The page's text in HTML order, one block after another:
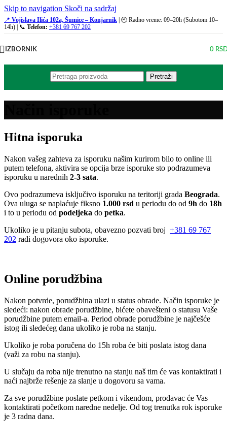
Skip to navigation Skoči na sadržaj
📍 Vojislava Ilića 102a, Šumice – Konjarnik | 🕘 Radno vreme: 09–20h (Subotom 10–
14h) | 📞 Telefon: +381 69 767 202
IZBORNIK 0
Pretraži
Hitna isporuka
Nakon vašeg zahteva za isporuku našim kurirom bilo to online ili
putem telefona, aktivira se opcija brze isporuke sto podrazumeva
isporuku u narednih 2-3 sata.
Ovo podrazumeva isključivo isporuku na teritoriji grada Beograda.
Ova uluga se naplaćuje fiksno 1.000 rsd u periodu do od 9h do 18h
i to u periodu od podeljeka do petka.
Ukoliko je u pitanju subota, obavezno pozvati broj +381 69 767
202 radi dogovora oko isporuke.
Online porudžbina
Nakon potvrde, porudžbina ulazi u status obrade. Način isporuke je
sledeći: nakon obrade porudžbine, bićete obavešteni o statusu Vaše
porudžbine putem email-a. Period obrade porudžbine je najčešće
istog ili sledećeg dana ukoliko je roba na stanju.
Ukoliko je roba poručena do 15h roba će biti poslata istog dana
(važi za robu na stanju).
U slučaju da roba nije trenutno na stanju naš tim će vas kontaktirati i
naći najbrže rešenje za slanje u dogovoru sa vama.
Za sve porudžbine poslate petkom i vikendom, prodavac će Vas
kontaktirati početkom naredne nedelje. Od tog trenutka rok isporuke
je 3 radna dana.